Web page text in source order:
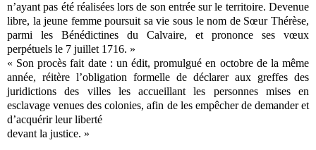
n’ayant pas été réalisées lors de son entrée sur le territoire. Devenue
libre, la jeune femme poursuit sa vie sous le nom de Sœur Thérèse,
parmi les Bénédictines du Calvaire, et prononce ses vœux
perpétuels le 7 juillet 1716. »
« Son procès fait date : un édit, promulgué en octobre de la même
année, réitère l’obligation formelle de déclarer aux greffes des
juridictions des villes les accueillant les personnes mises en
esclavage venues des colonies, afin de les empêcher de demander et
d’acquérir leur liberté
devant la justice. »